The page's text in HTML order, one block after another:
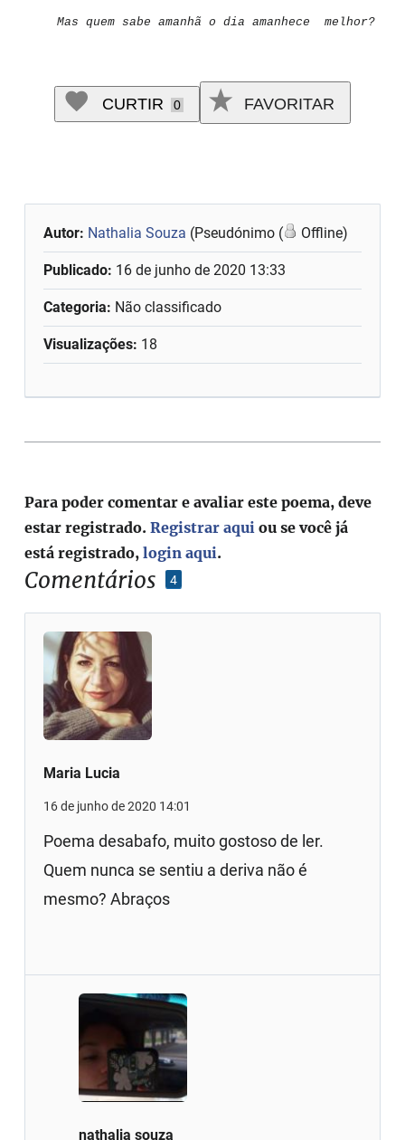
Mas quem sabe amanhã o dia amanhece melhor?
CURTIR 0 FAVORITAR
Autor: Nathalia Souza (Pseudónimo ( Offline)
Publicado: 16 de junho de 2020 13:33
Categoria: Não classificado
Visualizações: 18
Comentários 4
Maria Lucia
16 de junho de 2020 14:01
Poema desabafo, muito gostoso de ler.
Quem nunca se sentiu a deriva não é
mesmo? Abraços
nathalia souza
Para poder comentar e avaliar este poema, deve
estar registrado.Registrar aqui ou se você já
está registrado,login aqui.